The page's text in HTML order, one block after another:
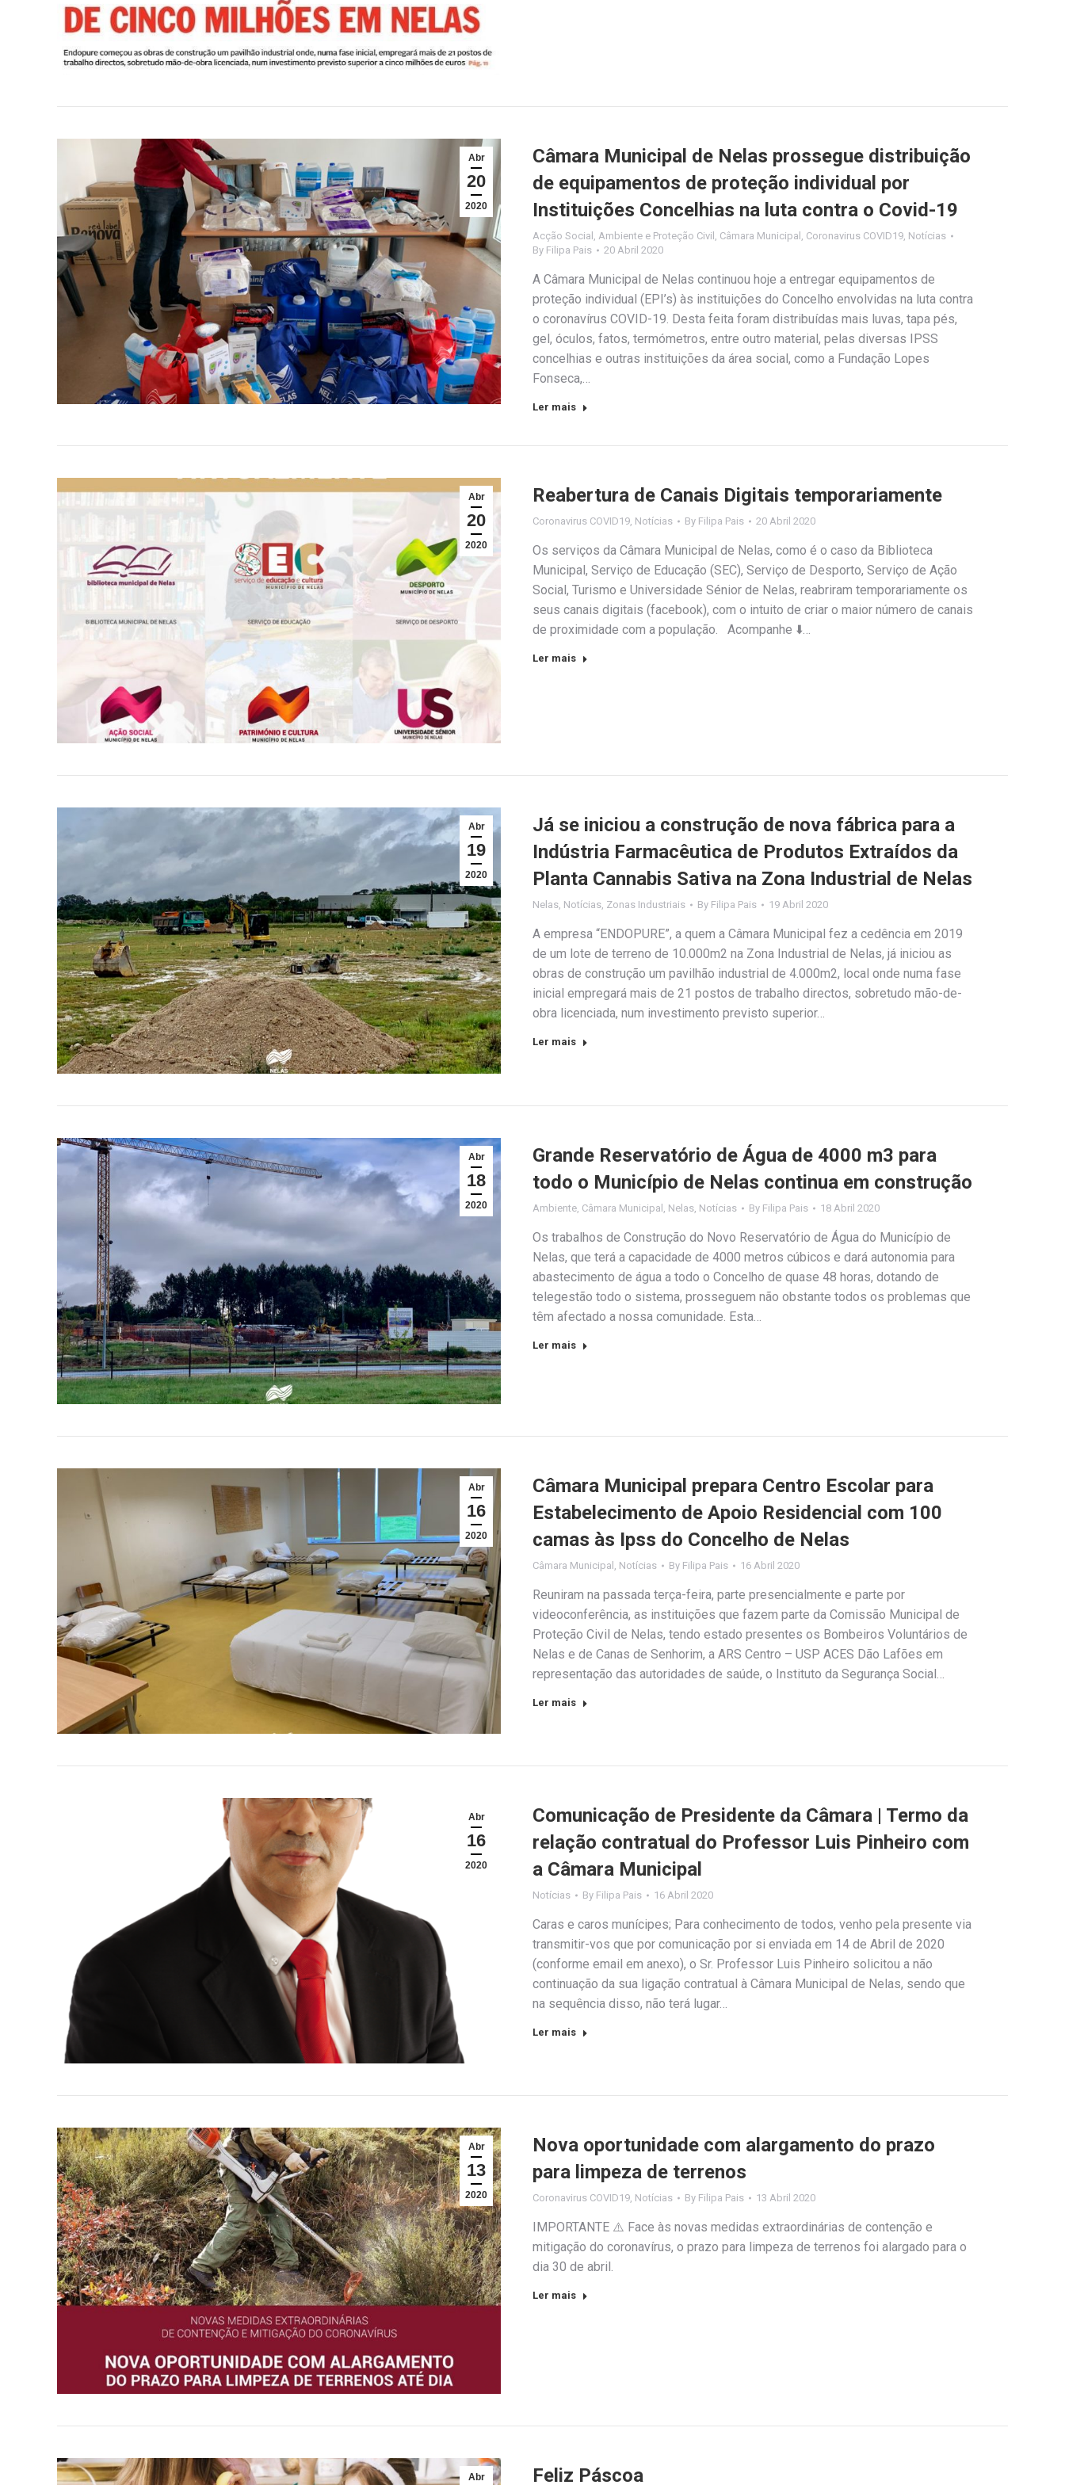
Abr
20
2020
Câmara Municipal de Nelas prossegue distribuição
de equipamentos de proteção individual por
Instituições Concelhias na luta contra o Covid-19
Acção Social Ambiente e Proteção Civil Câmara Municipal Coronavirus COVID19 Notícias
By Filipa Pais 20 Abril 2020
A Câmara Municipal de Nelas continuou hoje a entregar equipamentos de
proteção individual (EPI’s) às instituições do Concelho envolvidas na luta contra
o coronavírus COVID-19. Desta feita foram distribuídas mais luvas, tapa pés,
gel, óculos, fatos, termómetros, entre outro material, pelas diversas IPSS
concelhias e outras instituições da área social, como a Fundação Lopes
Fonseca,…
Ler mais
Abr
20
2020
Reabertura de Canais Digitais temporariamente
Coronavirus COVID19 Notícias By Filipa Pais 20 Abril 2020
Os serviços da Câmara Municipal de Nelas, como é o caso da Biblioteca
Municipal, Serviço de Educação (SEC), Serviço de Desporto, Serviço de Ação
Social, Turismo e Universidade Sénior de Nelas, reabriram temporariamente os
seus canais digitais (facebook), com o intuito de criar o maior número de canais
de proximidade com a população. Acompanhe ⬇️…
Ler mais
Abr
19
2020
Já se iniciou a construção de nova fábrica para a
Indústria Farmacêutica de Produtos Extraídos da
Planta Cannabis Sativa na Zona Industrial de Nelas
Nelas, Notícias, Zonas Industriais By Filipa Pais 19 Abril 2020
A empresa “ENDOPURE”, a quem a Câmara Municipal fez a cedência em 2019
de um lote de terreno de 10.000m2 na Zona Industrial de Nelas, já iniciou as
obras de construção um pavilhão industrial de 4.000m2, local onde numa fase
inicial empregará mais de 21 postos de trabalho directos, sobretudo mão-de-
obra licenciada, num investimento previsto superior…
Ler mais
Abr
18
2020
Grande Reservatório de Água de 4000 m3 para
todo o Município de Nelas continua em construção
Ambiente Câmara Municipal Nelas Notícias By Filipa Pais 18 Abril 2020
Os trabalhos de Construção do Novo Reservatório de Água do Município de
Nelas, que terá a capacidade de 4000 metros cúbicos e dará autonomia para
abastecimento de água a todo o Concelho de quase 48 horas, dotando de
telegestão todo o sistema, prosseguem não obstante todos os problemas que
têm afectado a nossa comunidade. Esta…
Ler mais
Abr
16
2020
Câmara Municipal prepara Centro Escolar para
Estabelecimento de Apoio Residencial com 100
camas às Ipss do Concelho de Nelas
Câmara Municipal Notícias By Filipa Pais 16 Abril 2020
Reuniram na passada terça-feira, parte presencialmente e parte por
videoconferência, as instituições que fazem parte da Comissão Municipal de
Proteção Civil de Nelas, tendo estado presentes os Bombeiros Voluntários de
Nelas e de Canas de Senhorim, a ARS Centro – USP ACES Dão Lafões em
representação das autoridades de saúde, o Instituto da Segurança Social…
Ler mais
Abr
16
2020
Comunicação de Presidente da Câmara | Termo da
relação contratual do Professor Luis Pinheiro com
a Câmara Municipal
Notícias By Filipa Pais 16 Abril 2020
Caras e caros munícipes; Para conhecimento de todos, venho pela presente via
transmitir-vos que por comunicação por si enviada em 14 de Abril de 2020
(conforme email em anexo), o Sr. Professor Luis Pinheiro solicitou a não
continuação da sua ligação contratual à Câmara Municipal de Nelas, sendo que
na sequência disso, não terá lugar…
Ler mais
Abr
13
2020
Nova oportunidade com alargamento do prazo
para limpeza de terrenos
Coronavirus COVID19, Notícias By Filipa Pais 13 Abril 2020
IMPORTANTE ⚠️ Face às novas medidas extraordinárias de contenção e
mitigação do coronavírus, o prazo para limpeza de terrenos foi alargado para o
dia 30 de abril.
Ler mais
Abr Feliz Páscoa